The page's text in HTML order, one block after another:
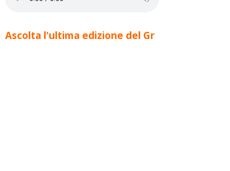
Ascolta l'ultima edizione del Gr